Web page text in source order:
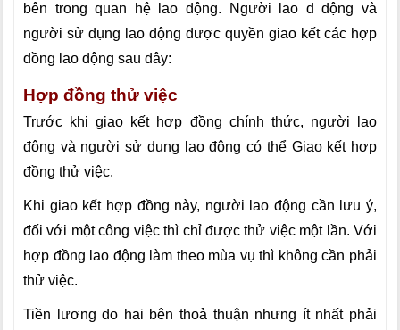
bên trong quan hệ lao động. Người lao d dộng và
người sử dụng lao động được quyền giao kết các hợp
đồng lao động sau đây:
Hợp đồng thử việc
Trước khi giao kết hợp đồng chính thức, người lao
động và người sử dụng lao động có thể Giao kết hợp
đồng thử việc.
Khi giao kết hợp đồng này, người lao động cần lưu ý,
đối với một công việc thì chỉ được thử việc một lần. Với
hợp đồng lao động làm theo mùa vụ thì không cần phải
thử việc.
Tiền lương do hai bên thoả thuận nhưng ít nhất phải